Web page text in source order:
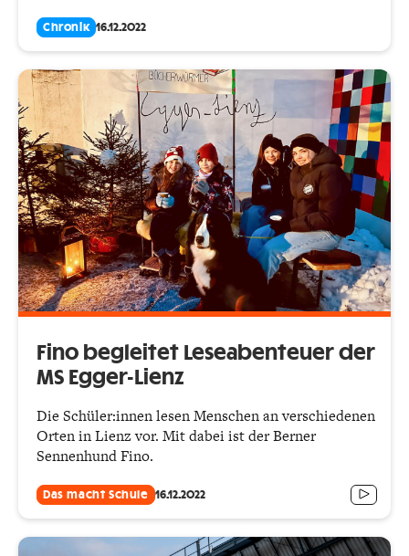
Chronik 16.12.2022
Fino begleitet Leseabenteuer der
MS Egger-Lienz
Die Schüler:innen lesen Menschen an verschiedenen
Orten in Lienz vor. Mit dabei ist der Berner
Sennenhund Fino.
Das macht Schule 16.12.2022